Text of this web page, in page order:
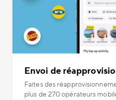
Envoi de
Faites des
plus de 270 opérateurs